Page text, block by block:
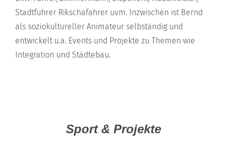
Stadtführer Rikschafahrer uvm. Inzwischen ist Bernd
als soziokultureller Animateur selbständig und
entwickelt u.a. Events und Projekte zu Themen wie
Integration und Städtebau.
Sport & Projekte